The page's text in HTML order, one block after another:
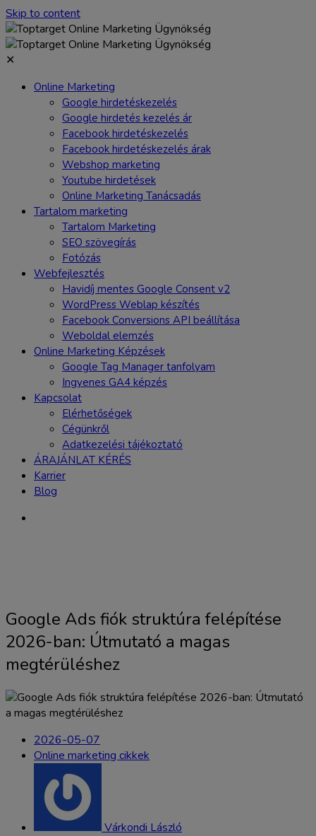
Skip to content
✕
Online Marketing
Google hirdetéskezelés
Google hirdetés kezelés ár
Facebook hirdetéskezelés
Facebook hirdetéskezelés árak
Webshop marketing
Youtube hirdetések
Online Marketing Tanácsadás
Tartalom marketing
Tartalom Marketing
SEO szövegírás
Fotózás
Webfejlesztés
Havidíj mentes Google Consent v2
WordPress Weblap készítés
Facebook Conversions API beállítása
Weboldal elemzés
Online Marketing Képzések
Google Tag Manager tanfolyam
Ingyenes GA4 képzés
Kapcsolat
Elérhetőségek
Cégünkről
Adatkezelési tájékoztató
ÁRAJÁNLAT KÉRÉS
Karrier
Blog
Google Ads fiók struktúra felépítése
2026-ban: Útmutató a magas
megtérüléshez
2026-05-07
Online marketing cikkek
Várkondi László